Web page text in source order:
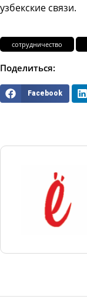
узбекские связи.
сотрудничество
Поделиться:
Facebook